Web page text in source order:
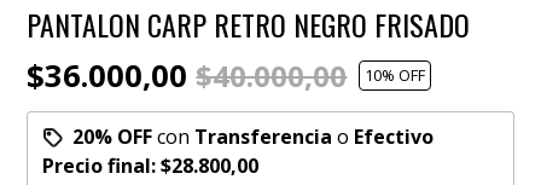
PANTALON CARP RETRO NEGRO FRISADO
$36.000,00$40.000,00 10% OFF
20% OFFcon Transferencia o Efectivo
Precio final:$28.800,00